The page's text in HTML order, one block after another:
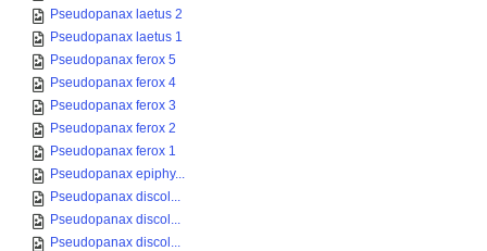
Pseudopanax laetus 2
Pseudopanax laetus 1
Pseudopanax ferox 5
Pseudopanax ferox 4
Pseudopanax ferox 3
Pseudopanax ferox 2
Pseudopanax ferox 1
Pseudopanax epiphy...
Pseudopanax discol...
Pseudopanax discol...
Pseudopanax discol...